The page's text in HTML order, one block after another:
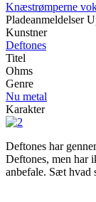
Knæstrømperne
Pladeanmeldelser
Kunstner
Deftones
Titel
Ohms
Genre
Nu metal
Karakter
Deftones har
Deftones, men har
anbefale. Sæt hvad